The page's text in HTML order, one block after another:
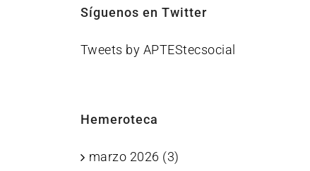
Síguenos en Twitter
Tweets by APTEStecsocial
Hemeroteca
marzo 2026 (3)